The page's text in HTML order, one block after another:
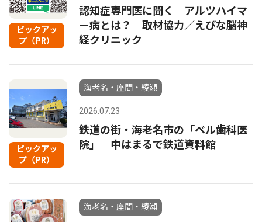
ピックアッ
プ（PR）
認知症専門医に聞く アルツハイマ
ー病とは？ 取材協力／えびな脳神
経クリニック
ピックアッ
プ（PR）
海老名・座間・綾瀬
2026.07.23
鉄道の街・海老名市の「ベル歯科医
院」 中はまるで鉄道資料館
海老名・座間・綾瀬